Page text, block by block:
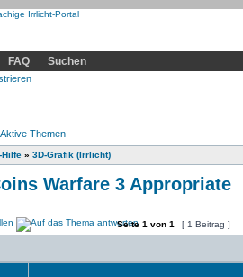
FAQ Suchen
Aktive Themen
» 3D-Grafik (Irrlicht)
Warfare 3 Appropriate
Seite 1 von 1 [ 1 Beitrag ]